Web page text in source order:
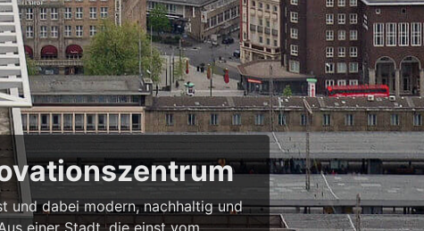
und dabei modern, nachhaltig und